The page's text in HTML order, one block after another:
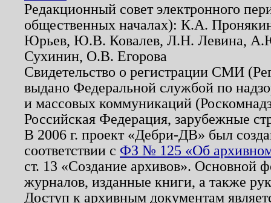
Редакционный совет электронного
общественных началах): К.А.
Юрьев, Ю.В. Ковалев, Л.Н. Левина,
Сухинин, О.В. Егорова
Свидетельство о регистрации СМИ
выдано Федеральной службой по
и массовых коммуникаций
Российская Федерация, зарубежные
В 2006 г. проект «Дебри-ДВ» был
соответствии с ФЗ № 125 «Об
ст. 13 «Создание архивов». Основной
журналов, изданные книги, а также
Доступ к архивным документам